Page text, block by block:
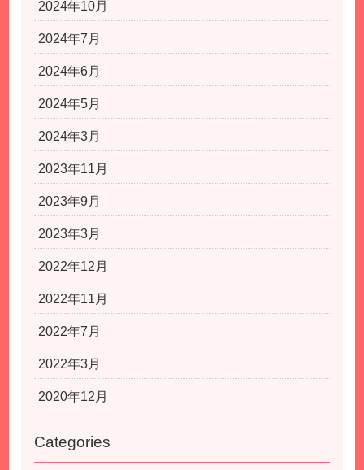
2024年10月
2024年7月
2024年6月
2024年5月
2024年3月
2023年11月
2023年9月
2023年3月
2022年12月
2022年11月
2022年7月
2022年3月
2020年12月
Categories